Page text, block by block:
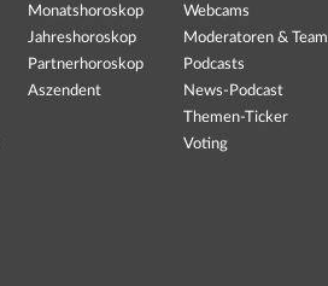
Monatshoroskop
Jahreshoroskop
Partnerhoroskop
Aszendent
Webcams
Moderatoren & Team
Podcasts
News-Podcast
Themen-Ticker
Voting